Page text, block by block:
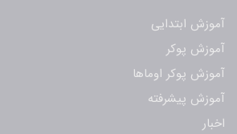
آموزش ابتدایی
آموزش پوکر
آموزش پوکر اوماها
آموزش پیشرفته
اخبار